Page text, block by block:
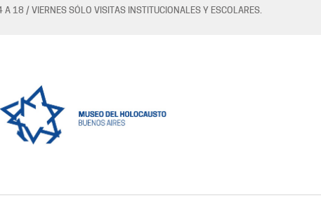
18 / VIERNES SÓLO VISITAS INSTITUCIONALES Y ESCOLARES.